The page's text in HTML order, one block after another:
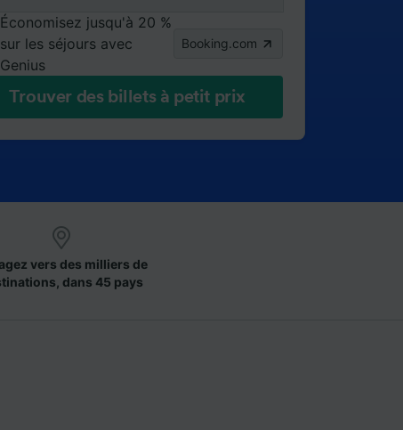
Économisez jusqu'à 20 %
sur les séjours avec
Genius
Booking.com
Trouver des billets à petit prix
vers des milliers de
dans 45 pays